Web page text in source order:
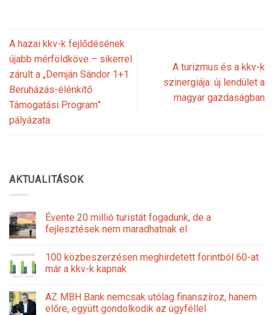
A hazai kkv-k fejlődésének
újabb mérföldköve – sikerrel
zárult a „Demján Sándor 1+1
Beruházás-élénkítő
Támogatási Program”
pályázata
A turizmus és a kkv-k
szinergiája: új lendület a
magyar gazdaságban
AKTUALITÁSOK
Évente 20 millió turistát fogadunk, de a
fejlesztések nem maradhatnak el
100 közbeszerzésen meghirdetett forintból 60-at
már a kkv-k kapnak
AZ MBH Bank nemcsak utólag finanszíroz, hanem
előre, együtt gondolkodik az ügyféllel